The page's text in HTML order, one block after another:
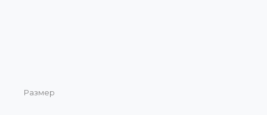
Размер